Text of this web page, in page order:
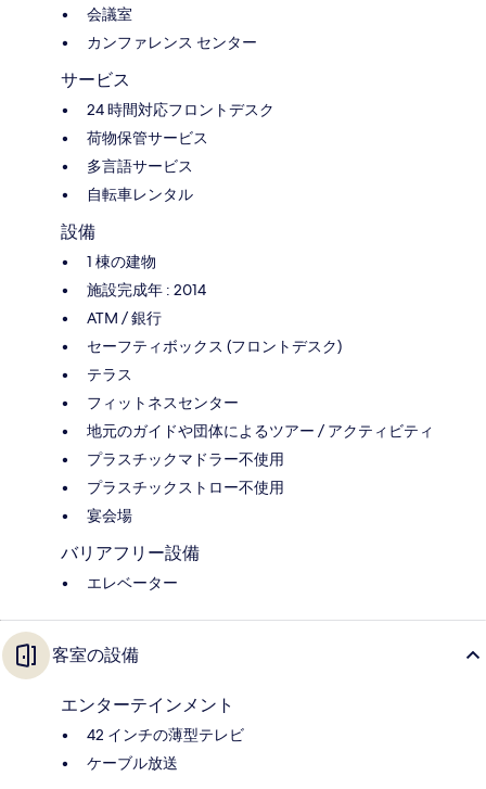
会議室
カンファレンス センター
サービス
24 時間対応フロントデスク
荷物保管サービス
多言語サービス
自転車レンタル
設備
1 棟の建物
施設完成年 : 2014
ATM / 銀行
セーフティボックス (フロントデスク)
テラス
フィットネスセンター
地元のガイドや団体によるツアー / アクティビティ
プラスチックマドラー不使用
プラスチックストロー不使用
宴会場
バリアフリー設備
エレベーター
客室の設備
エンターテインメント
42 インチの薄型テレビ
ケーブル放送